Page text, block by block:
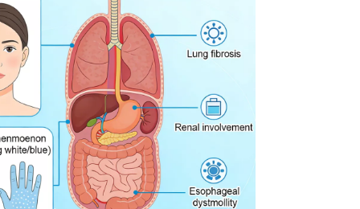
Untu
k
penya
kit
sepert
i
multi
ple
sclero